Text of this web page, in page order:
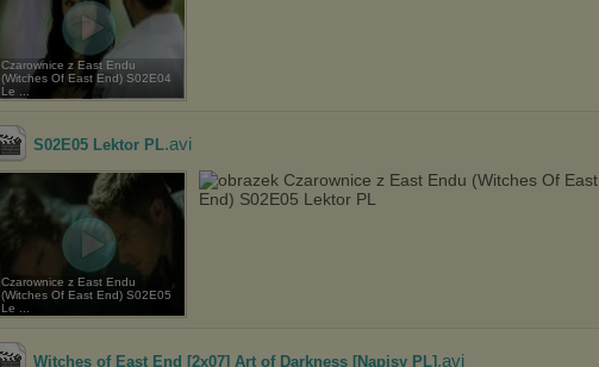
Czarownice z East Endu
(Witches Of East End) S02E04
Le ...
S02E05 Lektor PL.avi
Czarownice z East Endu
(Witches Of East End) S02E05
Le ...
Czarownice z East Endu (Witches Of East
End) S02E05 Lektor PL
Witches of East End [2x07] Art of Darkness [Napisy PL] .avi